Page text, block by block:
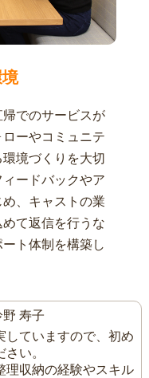
でのサービスが
ーやコミュニテ
境づくりを大切
ードバックやア
、キャストの業
て返信を行うな
ト体制を構築し
野 寿子
していますので、初め
い。
理収納の経験やスキル